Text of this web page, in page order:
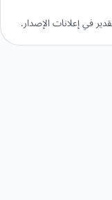
في إعلانات الإصدار.